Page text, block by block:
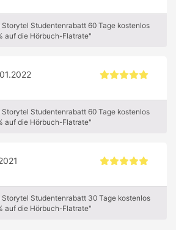
Studentenrabatt 60 Tage kostenlos
auf die Hörbuch-Flatrate"
Studentenrabatt 60 Tage kostenlos
auf die Hörbuch-Flatrate"
Studentenrabatt 30 Tage kostenlos
auf die Hörbuch-Flatrate"